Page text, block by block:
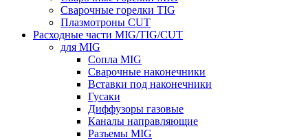
Сварочные горелки TIG
Плазмотроны CUT
Расходные части MIG/TIG/CUT
для MIG
Сопла MIG
Сварочные наконечники
Вставки под наконечники
Гусаки
Диффузоры газовые
Каналы направляющие
Разъемы MIG